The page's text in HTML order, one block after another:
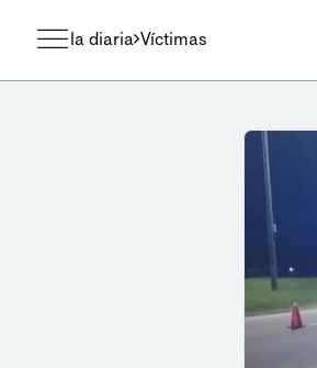
la diaria Víctimas